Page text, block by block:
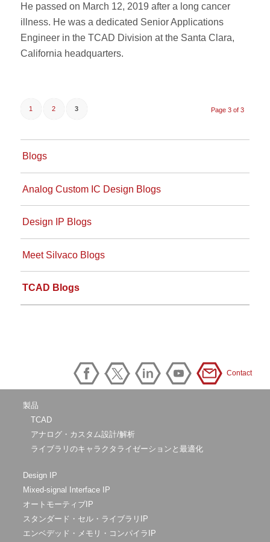
He passed on March 12, 2019 after a long cancer
illness. He was a dedicated Senior Applications
Engineer in the TCAD Division at the Santa Clara,
California headquarters.
Page 3 of 3
1 2 3
Blogs
Analog Custom IC Design Blogs
Design IP Blogs
Meet Silvaco Blogs
TCAD Blogs
Contact
製品
TCAD
アナログ・カスタム設計/解析
ライブラリのキャラクタライゼーションと最適化
Design IP
Mixed-signal Interface IP
オートモーティブIP
スタンダード・セル・ライブラリIP
エンベデッド・メモリ・コンパイラIP